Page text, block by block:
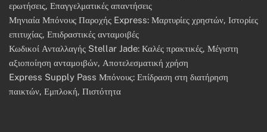
ερωτήσεις, Επαγγελματικές απαντήσεις
Μηνιαία Μπόνους Παροχής Express: Μαρτυρίες χρηστών, Ιστορίες
επιτυχίας, Επιδραστικές ανταμοιβές
Κωδικοί Ανταλλαγής Stellar Jade: Καλές πρακτικές, Μέγιστη
αξιοποίηση ανταμοιβών, Αποτελεσματική χρήση
Express Supply Pass Μπόνους: Επίδραση στη διατήρηση
παικτών, Εμπλοκή, Πιστότητα